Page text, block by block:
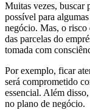
Muitas vezes, buscar
possível para
negócio. Mas, o
das parcelas do
tomada com
Por exemplo, ficar
será comprometido
essencial. Além
no plano de negócio.